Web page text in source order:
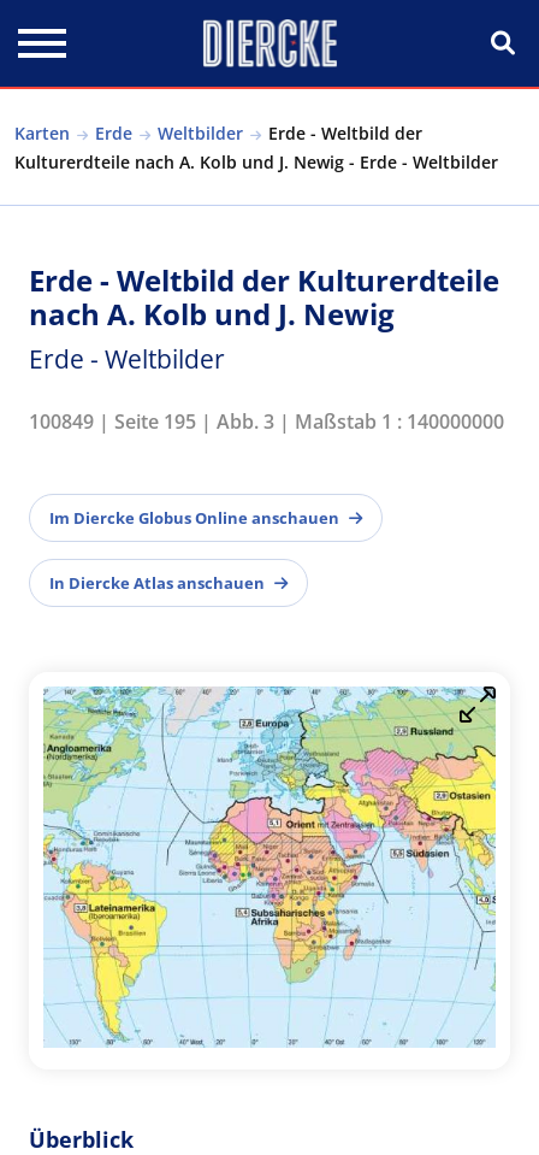
Karten Erde Weltbilder
Erde - Weltbild der
Kulturerdteile nach A. Kolb und J. Newig - Erde - Weltbilder
Erde - Weltbild der Kulturerdteile
nach A. Kolb und J. Newig
Erde - Weltbilder
100849 | Seite 195 | Abb. 3 | Maßstab 1 : 140000000
Im Diercke Globus Online anschauen
In Diercke Atlas anschauen
Überblick